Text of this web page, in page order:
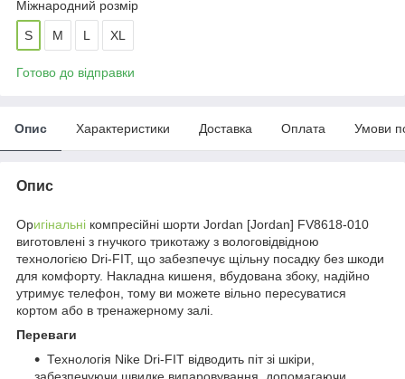
Міжнародний розмір
S M L XL
Готово до відправки
Опис Характеристики Доставка Оплата Умови
Опис
Оригінальні компресійні шорти Jordan [Jordan] FV8618-010
виготовлені з гнучкого трикотажу з вологовідвідною
технологією Dri-FIT, що забезпечує щільну посадку без шкоди
для комфорту. Накладна кишеня, вбудована збоку, надійно
утримує телефон, тому ви можете вільно пересуватися
кортом або в тренажерному залі.
Переваги
Технологія Nike Dri-FIT відводить піт зі шкіри,